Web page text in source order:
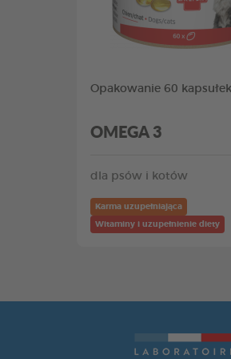
Opakowanie 60 kapsułek
OMEGA 3
dla psów i kotów
Karma uzupełniająca
Witaminy i uzupełnienie diety